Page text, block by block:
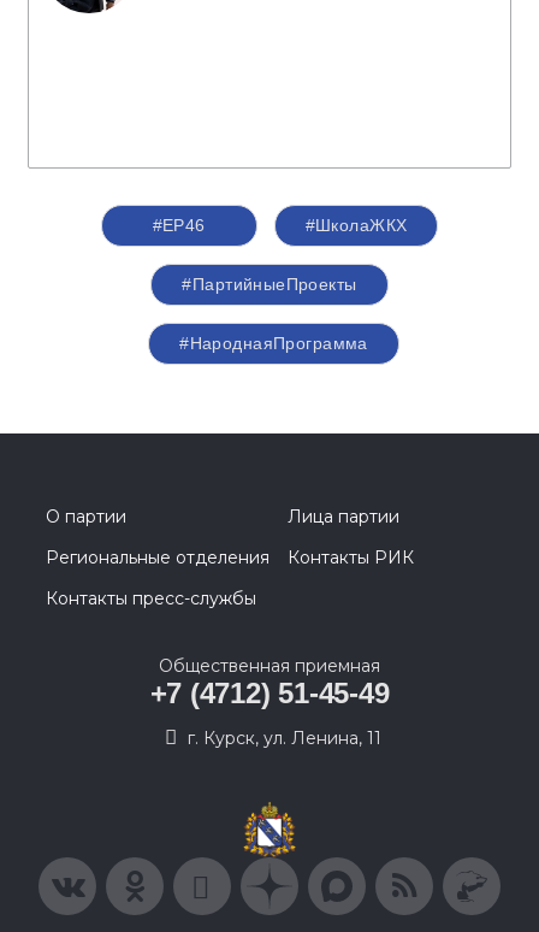
#ЕР46 #ШколаЖКХ
#ПартийныеПроекты
#НароднаяПрограмма
О партии
Лица партии
Региональные отделения
Контакты РИК
Контакты пресс-службы
Общественная приемная
+7 (4712) 51-45-49
г. Курск, ул. Ленина, 11